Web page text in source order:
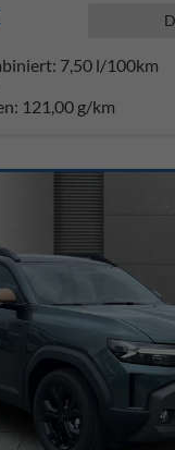
7,50 l/100km
121,00 g/km